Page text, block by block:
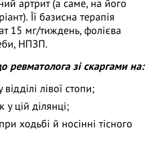
артрит (а саме, на його
Її базисна терапія
15 мг/тиждень, фолієва
НПЗП.
ревматолога зі скаргами на:
лівої стопи;
цій ділянці;
ходьбі й носінні тісного